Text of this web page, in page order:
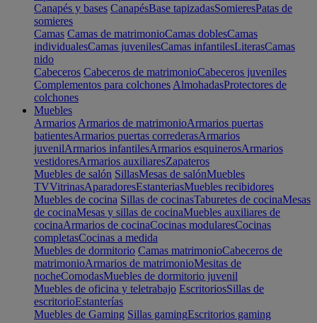
Canapés y bases CanapésBase tapizadasSomieresPatas de
somieres
Camas Camas de matrimonioCamas doblesCamas
individualesCamas juvenilesCamas infantilesLiterasCamas
nido
Cabeceros Cabeceros de matrimonioCabeceros juveniles
Complementos para colchones AlmohadasProtectores de
colchones
Muebles
Armarios Armarios de matrimonioArmarios puertas
batientesArmarios puertas correderasArmarios
juvenilArmarios infantilesArmarios esquinerosArmarios
vestidoresArmarios auxiliaresZapateros
Muebles de salón SillasMesas de salónMuebles
TVVitrinasAparadoresEstanteriasMuebles recibidores
Muebles de cocina Sillas de cocinasTaburetes de cocinaMesas
de cocinaMesas y sillas de cocinaMuebles auxiliares de
cocinaArmarios de cocinaCocinas modularesCocinas
completasCocinas a medida
Muebles de dormitorio Camas matrimonioCabeceros de
matrimonioArmarios de matrimonioMesitas de
nocheComodasMuebles de dormitorio juvenil
Muebles de oficina y teletrabajo EscritoriosSillas de
escritorioEstanterías
Muebles de Gaming Sillas gamingEscritorios gaming